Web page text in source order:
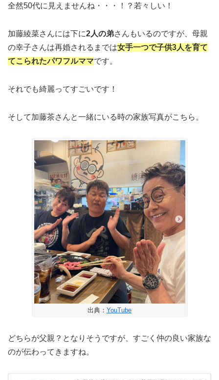
全然50代に見えませんね・・・！？若々しい！
加藤綾菜さんには下に2人の弟さんもいるのですが、母親
の幸子さんは再婚されるまでは女手一つで子供3人を育て
てこられたパワフルママです。
それでも綺麗ってすごいです！
そして加藤茶さんと一緒にいる時の家族写真がこちら。
出典： YouTube
どちらが父親？となりそうですが、すごく仲の良い家族な
のが伝わってきますね。